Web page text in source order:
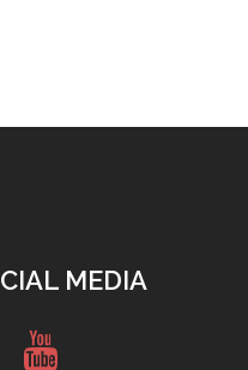
MEDIA